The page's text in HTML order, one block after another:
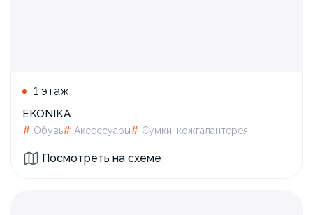
1 этаж
EKONIKA
# Обувь# Аксессуары# Сумки, кожгалантерея
Посмотреть на схеме